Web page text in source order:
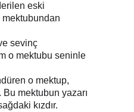
eski
sevinç
o mektubu seninle
o mektup,
Bu mektubun yazarı
kızdır.